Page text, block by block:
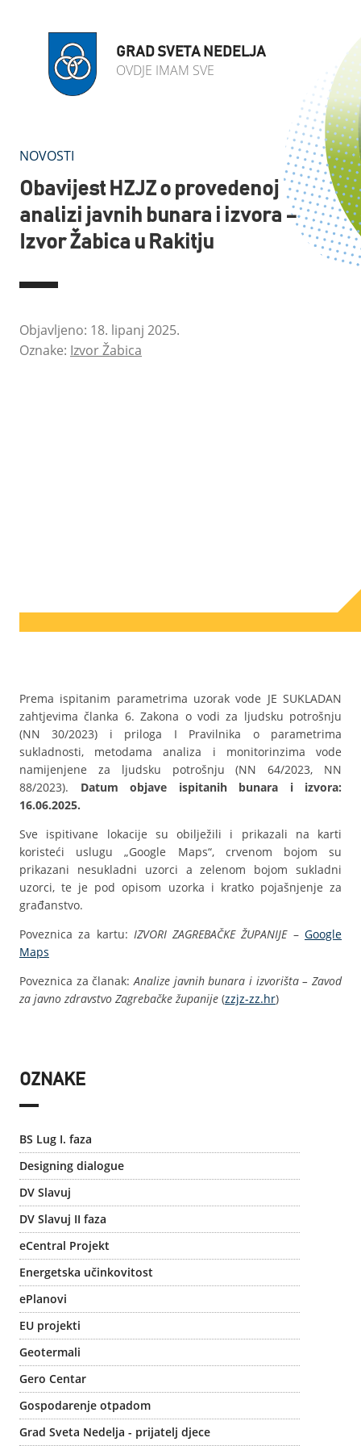
GRAD SVETA NEDELJA
OVDJE IMAM SVE
NOVOSTI
Obavijest HZJZ o provedenoj
analizi javnih bunara i izvora –
Izvor Žabica u Rakitju
Objavljeno: 18. lipanj 2025.
Oznake: Izvor Žabica
Prema ispitanim parametrima uzorak vode JE SUKLADAN
zahtjevima članka 6. Zakona o vodi za ljudsku potrošnju
(NN 30/2023) i priloga I Pravilnika o parametrima
sukladnosti, metodama analiza i monitorinzima vode
namijenjene za ljudsku potrošnju (NN 64/2023, NN
88/2023). Datum objave ispitanih bunara i izvora:
16.06.2025.
Sve ispitivane lokacije su obilježili i prikazali na karti
koristeći uslugu „Google Maps“, crvenom bojom su
prikazani nesukladni uzorci a zelenom bojom sukladni
uzorci, te je pod opisom uzorka i kratko pojašnjenje za
građanstvo.
Poveznica za kartu: IZVORI ZAGREBAČKE ŽUPANIJE–Google
Maps
Poveznica za članak:Analize javnih bunara i izvorišta – Zavod
za javno zdravstvo Zagrebačke županije (zzjz-zz.hr)
OZNAKE
BS Lug I. faza
Designing dialogue
DV Slavuj
DV Slavuj II faza
eCentral Projekt
Energetska učinkovitost
ePlanovi
EU projekti
Geotermali
Gero Centar
Gospodarenje otpadom
Grad Sveta Nedelja - prijatelj djece